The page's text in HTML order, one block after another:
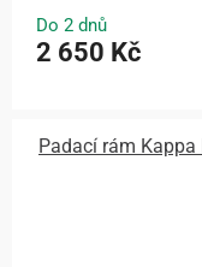
Do 2 dnů
2 650 Kč
Padací rám Kappa